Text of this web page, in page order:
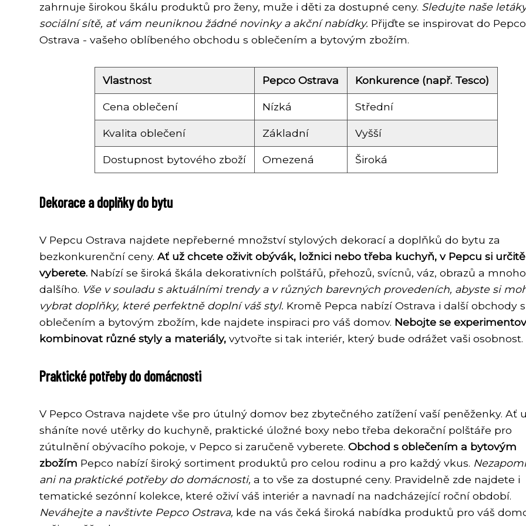
zahrnuje širokou škálu produktů pro ženy, muže i děti za dostupné ceny. Sledujte naše
sociální sítě, ať vám neuniknou žádné novinky a akční nabídky. Přijďte se inspirovat do Pepco
Ostrava - vašeho oblíbeného obchodu s oblečením a bytovým zbožím.
Vlastnost Pepco Ostrava Konkurence (např. Tesco)
Cena oblečení Nízká Střední
Kvalita oblečení Základní Vyšší
Dostupnost bytového zboží Omezená Široká
Dekorace a doplňky do bytu
V Pepcu Ostrava najdete nepřeberné množství stylových dekorací a doplňků do bytu za
bezkonkurenční ceny. Ať už chcete oživit obývák, ložnici nebo třeba kuchyň, v Pepcu si určitě
vyberete. Nabízí se široká škála dekorativních polštářů, přehozů, svícnů, váz, obrazů a mnoho
dalšího. Vše v souladu s aktuálními trendy a v různých barevných provedeních, abyste si
vybrat doplňky, které perfektně doplní váš styl. Kromě Pepca nabízí Ostrava i další obchody s
oblečením a bytovým zbožím, kde najdete inspiraci pro váš domov. Nebojte se
kombinovat různé styly a materiály, vytvořte si tak interiér, který bude odrážet vaši osobnost.
Praktické potřeby do domácnosti
V Pepco Ostrava najdete vše pro útulný domov bez zbytečného zatížení vaší peněženky. Ať
sháníte nové utěrky do kuchyně, praktické úložné boxy nebo třeba dekorační polštáře pro
zútulnění obývacího pokoje, v Pepco si zaručeně vyberete. Obchod s oblečením a bytovým
zbožím Pepco nabízí široký sortiment produktů pro celou rodinu a pro každý vkus.
ani na praktické potřeby do domácnosti, a to vše za dostupné ceny. Pravidelně zde najdete i
tematické sezónní kolekce, které oživí váš interiér a navnadí na nadcházející roční období.
Neváhejte a navštivte Pepco Ostrava, kde na vás čeká široká nabídka produktů pro váš